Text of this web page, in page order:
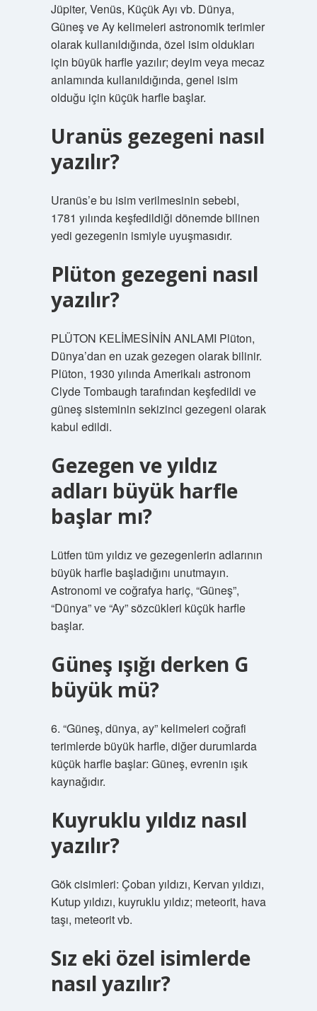
Jüpiter, Venüs, Küçük Ayı vb. Dünya,
Güneş ve Ay kelimeleri astronomik terimler
olarak kullanıldığında, özel isim oldukları
için büyük harfle yazılır; deyim veya mecaz
anlamında kullanıldığında, genel isim
olduğu için küçük harfle başlar.
Uranüs gezegeni nasıl
yazılır?
Uranüs’e bu isim verilmesinin sebebi,
1781 yılında keşfedildiği dönemde bilinen
yedi gezegenin ismiyle uyuşmasıdır.
Plüton gezegeni nasıl
yazılır?
PLÜTON KELİMESİNİN ANLAMI Plüton,
Dünya’dan en uzak gezegen olarak bilinir.
Plüton, 1930 yılında Amerikalı astronom
Clyde Tombaugh tarafından keşfedildi ve
güneş sisteminin sekizinci gezegeni olarak
kabul edildi.
Gezegen ve yıldız
adları büyük harfle
başlar mı?
Lütfen tüm yıldız ve gezegenlerin adlarının
büyük harfle başladığını unutmayın.
Astronomi ve coğrafya hariç, “Güneş”,
“Dünya” ve “Ay” sözcükleri küçük harfle
başlar.
Güneş ışığı derken G
büyük mü?
6. “Güneş, dünya, ay” kelimeleri coğrafi
terimlerde büyük harfle, diğer durumlarda
küçük harfle başlar: Güneş, evrenin ışık
kaynağıdır.
Kuyruklu yıldız nasıl
yazılır?
Gök cisimleri: Çoban yıldızı, Kervan yıldızı,
Kutup yıldızı, kuyruklu yıldız; meteorit, hava
taşı, meteorit vb.
Sız eki özel isimlerde
nasıl yazılır?